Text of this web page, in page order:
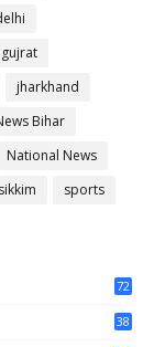
gujrat
jharkhand
Bihar
National News
sikkim
sports
72
38